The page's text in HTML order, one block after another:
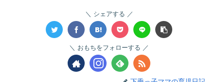
シェアする
おもちをフォローする